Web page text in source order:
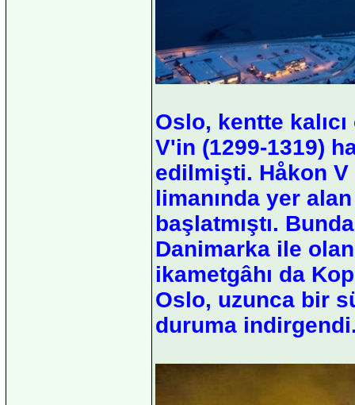
Oslo, kentte
V'in (1299-1319)
edilmişti. Håkon
limanında yer
başlatmıştı.
Danimarka ile
ikametgâhı da
Oslo, uzunca bir
duruma